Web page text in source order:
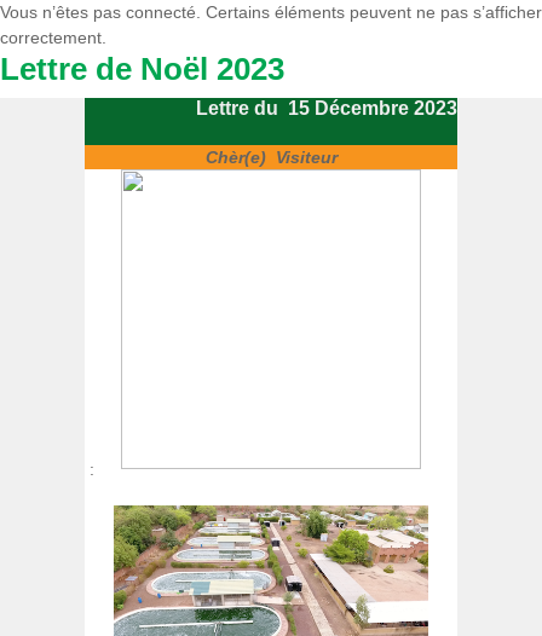
Vous n’êtes pas connecté. Certains éléments peuvent ne pas s’afficher
correctement.
Lettre de Noël 2023